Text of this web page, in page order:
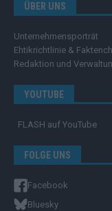
ÜBER UNS
Unternehmensporträt
Ehtikrichtlinie &
Redaktion und
YOUTUBE
FLASH auf YouTube
FOLGE UNS
Facebook
Bluesky